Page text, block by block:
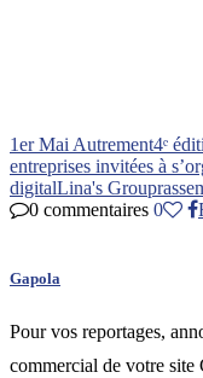
1er Mai Autrement4ᵉ
entreprises invitées à
digitalLina's Group
0 commentaires 0
Gapola
Pour vos reportages,
commercial de votre